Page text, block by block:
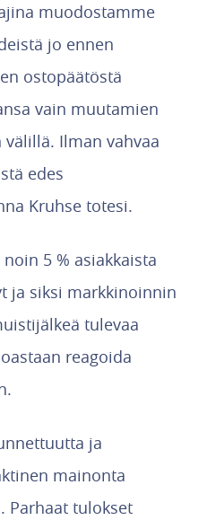
muodostamme
jo ennen
ostopäätöstä
vain muutamien
Ilman vahvaa
edes
Kruhse totesi.
5 % asiakkaista
ja siksi markkinoinnin
tulevaa
reagoida
ja
mainonta
Parhaat tulokset